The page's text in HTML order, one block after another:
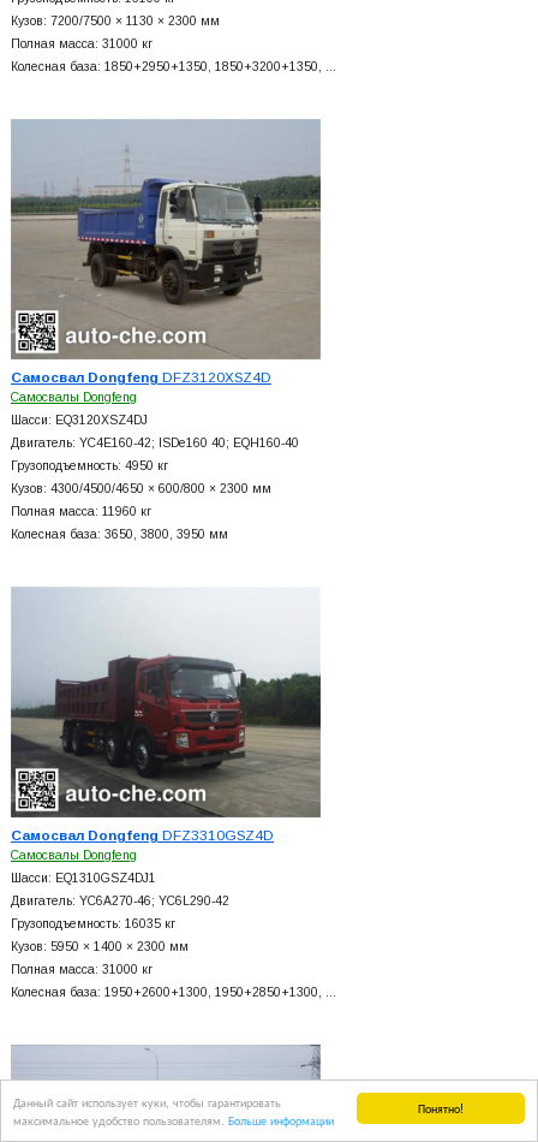
Понятно!
Данный сайт использует куки, чтобы гарантировать
максимальное удобство пользователям. Больше информации
Кузов: 7200/7500 × 1130 × 2300 мм
Полная масса: 31000 кг
Колесная база: 1850+2950+1350, 1850+3200+1350, …
Самосвал Dongfeng DFZ3120XSZ4D
Самосвалы Dongfeng
Шасси: EQ3120XSZ4DJ
Двигатель: YC4E160-42; ISDe160 40; EQH160-40
Грузоподъемность: 4950 кг
Кузов: 4300/4500/4650 × 600/800 × 2300 мм
Полная масса: 11960 кг
Колесная база: 3650, 3800, 3950 мм
Самосвал Dongfeng DFZ3310GSZ4D
Самосвалы Dongfeng
Шасси: EQ1310GSZ4DJ1
Двигатель: YC6A270-46; YC6L290-42
Грузоподъемность: 16035 кг
Кузов: 5950 × 1400 × 2300 мм
Полная масса: 31000 кг
Колесная база: 1950+2600+1300, 1950+2850+1300, …